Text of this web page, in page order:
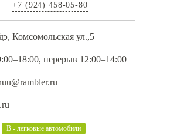
+7 (924) 458-05-80
Комсомольская ул.,5
перерыв 12:00–14:00
B - легковые автомобили